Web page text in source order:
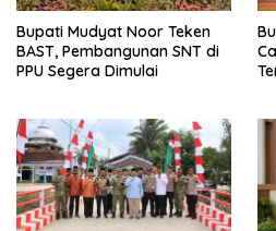
Bupati Mudyat Noor Teken
BAST, Pembangunan SNT di
PPU Segera Dimulai